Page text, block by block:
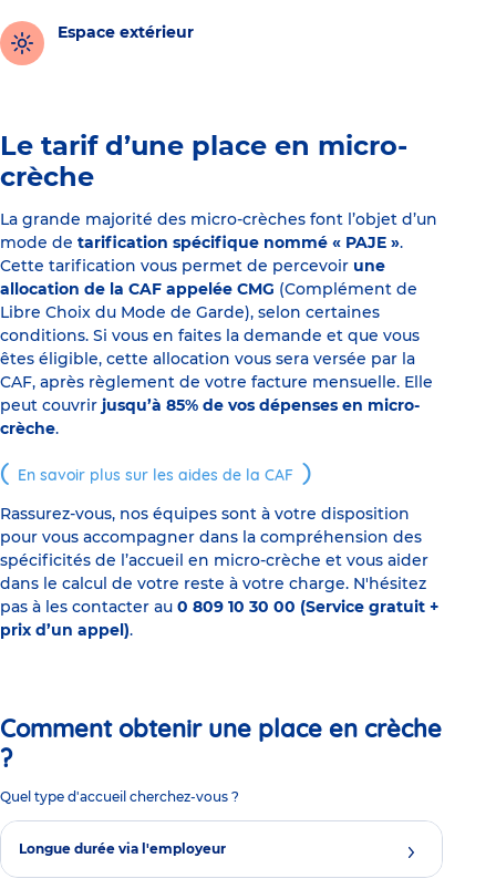
Espace extérieur
Le tarif d’une place en micro-
crèche
La grande majorité des micro-crèches font l’objet d’un
mode de tarification spécifique nommé « PAJE ».
Cette tarification vous permet de percevoir une
allocation de la CAF appelée CMG (Complément de
Libre Choix du Mode de Garde), selon certaines
conditions. Si vous en faites la demande et que vous
êtes éligible, cette allocation vous sera versée par la
CAF, après règlement de votre facture mensuelle. Elle
peut couvrir jusqu’à 85% de vos dépenses en micro-
crèche.
En savoir plus sur les aides de la CAF
Rassurez-vous, nos équipes sont à votre disposition
pour vous accompagner dans la compréhension des
spécificités de l’accueil en micro-crèche et vous aider
dans le calcul de votre reste à votre charge. N'hésitez
pas à les contacter au 0 809 10 30 00 (Service gratuit +
prix d’un appel).
Comment obtenir une place en crèche
?
Quel type d'accueil cherchez-vous ?
Longue durée via l'employeur